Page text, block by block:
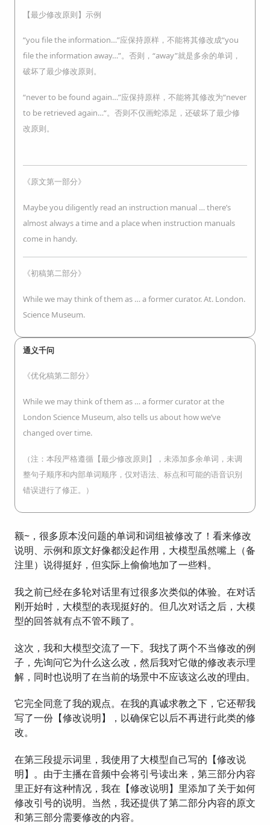
【最少修改原则】示例
“you file the information…”应保持原样，不能将其修改成“you
file the information away…”。否则，“away”就是多余的单词，
破坏了最少修改原则。
“never to be found again…”应保持原样，不能将其修改为“never
to be retrieved again…“。否则不仅画蛇添足，还破坏了最少修
改原则。
《原文第一部分》
Maybe you diligently read an instruction manual … there’s
almost always a time and a place when instruction manuals
come in handy.
《初稿第二部分》
While we may think of them as … a former curator. At. London.
Science Museum.
通义千问
《优化稿第二部分》
While we may think of them as … a former curator at the
London Science Museum, also tells us about how we’ve
changed over time.
（注：本段严格遵循【最少修改原则】，未添加多余单词，未调
整句子顺序和内部单词顺序，仅对语法、标点和可能的语音识别
错误进行了修正。）
额~，很多原本没问题的单词和词组被修改了！看来修改
说明、示例和原文好像都没起作用，大模型虽然嘴上（备
注里）说得挺好，但实际上偷偷地加了一些料。
我之前已经在多轮对话里有过很多次类似的体验。在对话
刚开始时，大模型的表现挺好的。但几次对话之后，大模
型的回答就有点不管不顾了。
这次，我和大模型交流了一下。我找了两个不当修改的例
子，先询问它为什么这么改，然后我对它做的修改表示理
解，同时也说明了在当前的场景中不应该这么改的理由。
它完全同意了我的观点。在我的真诚求教之下，它还帮我
写了一份【修改说明】，以确保它以后不再进行此类的修
改。
在第三段提示词里，我使用了大模型自己写的【修改说
明】。由于主播在音频中会将引号读出来，第三部分内容
里正好有这种情况，我在【修改说明】里添加了关于如何
修改引号的说明。当然，我还提供了第二部分内容的原文
和第三部分需要修改的内容。